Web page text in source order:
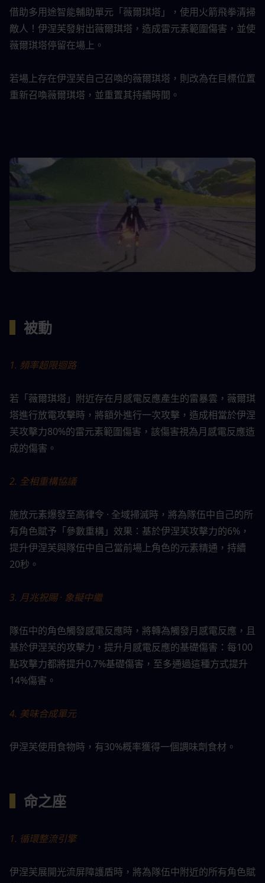
借助多用途智能輔助單元「薇爾琪塔」，使用火箭飛拳清掃
敵人！伊涅芙發射出薇爾琪塔，造成雷元素範圍傷害，並使
薇爾琪塔停留在場上。
若場上存在伊涅芙自己召喚的薇爾琪塔，則改為在目標位置
重新召喚薇爾琪塔，並重置其持續時間。
被動
1. 頻率超限迴路
若「薇爾琪塔」附近存在月感電反應產生的雷暴雲，薇爾琪
塔進行放電攻擊時，將額外進行一次攻擊，造成相當於伊涅
芙攻擊力80%的雷元素範圍傷害，該傷害視為月感電反應造
成的傷害。
2. 全相重構協議
施放元素爆發至高律令 · 全域掃滅時，將為隊伍中自己的所
有角色賦予「參數重構」效果：基於伊涅芙攻擊力的6%，
提升伊涅芙與隊伍中自己當前場上角色的元素精通，持續
20秒。
3. 月兆祝賜 · 象擬中繼
隊伍中的角色觸發感電反應時，將轉為觸發月感電反應，且
基於伊涅芙的攻擊力，提升月感電反應的基礎傷害：每100
點攻擊力都將提升0.7%基礎傷害，至多通過這種方式提升
14%傷害。
4. 美味合成單元
伊涅芙使用食物時，有30%概率獲得一個調味劑食材。
命之座
1. 循環整流引擎
伊涅芙展開光流屏障護盾時，將為隊伍中附近的所有角色賦